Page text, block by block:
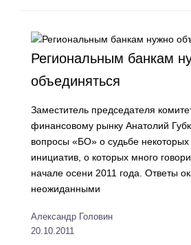
Региональным банкам
объединяться
Заместитель председателя
финансовому рынку Анатолий
вопросы «БО» о судьбе некоторых
инициатив, о которых много
начале осени 2011 года. Ответы
неожиданными
Алексaндр Головин
20.10.2011